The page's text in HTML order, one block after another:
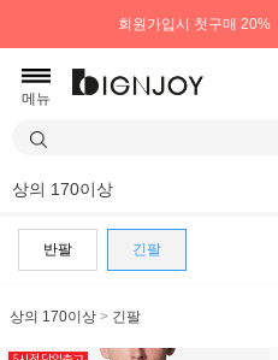
회원가입시 첫구매 20%
메뉴
상의 170이상
반팔 긴팔
상의 170이상 > 긴팔